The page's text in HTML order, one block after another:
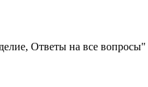
Ответы на все вопросы"